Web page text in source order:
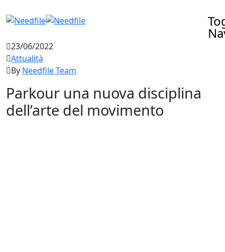
23/06/2022
Attualità
By Needfile Team
Parkour una nuova disciplina
dell’arte del movimento